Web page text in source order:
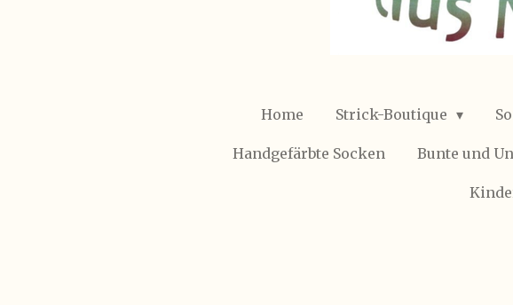
Home Strick-Boutique
Handgefärbte Socken Bunte und